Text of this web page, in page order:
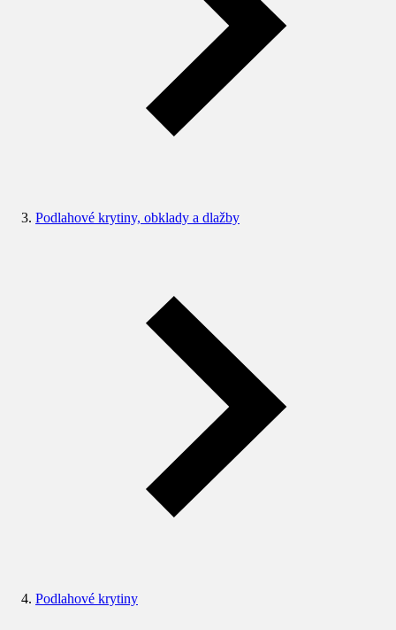
Podlahové krytiny, obklady a dlažby
Podlahové krytiny